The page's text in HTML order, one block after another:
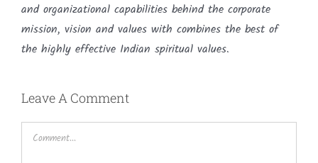
and organizational capabilities behind the corporate
mission, vision and values with combines the best of
the highly effective Indian spiritual values.
Leave A Comment
Comment